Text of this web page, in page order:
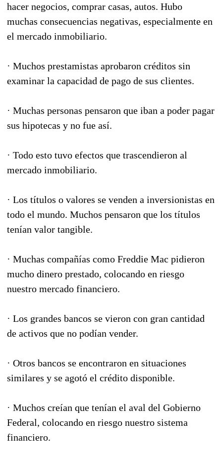
hacer negocios, comprar casas, autos. Hubo
muchas consecuencias negativas, especialmente en
el mercado inmobiliario.
· Muchos prestamistas aprobaron créditos sin
examinar la capacidad de pago de sus clientes.
· Muchas personas pensaron que iban a poder pagar
sus hipotecas y no fue así.
· Todo esto tuvo efectos que trascendieron al
mercado inmobiliario.
· Los títulos o valores se venden a inversionistas en
todo el mundo. Muchos pensaron que los títulos
tenían valor tangible.
· Muchas compañías como Freddie Mac pidieron
mucho dinero prestado, colocando en riesgo
nuestro mercado financiero.
· Los grandes bancos se vieron con gran cantidad
de activos que no podían vender.
· Otros bancos se encontraron en situaciones
similares y se agotó el crédito disponible.
· Muchos creían que tenían el aval del Gobierno
Federal, colocando en riesgo nuestro sistema
financiero.